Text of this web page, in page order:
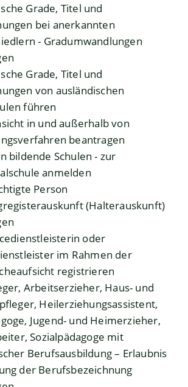
Grade, Titel und
bei anerkannten
- Gradumwandlungen
Grade, Titel und
von ausländischen
führen
in und außerhalb von
beantragen
bildende Schulen - zur
anmelden
Person
(Halterauskunft)
oder
im Rahmen der
registrieren
Arbeitserzieher, Haus- und
Heilerziehungsassistent,
Jugend- und Heimerzieher,
Sozialpädagoge mit
Berufsausbildung – Erlaubnis
der Berufsbezeichnung